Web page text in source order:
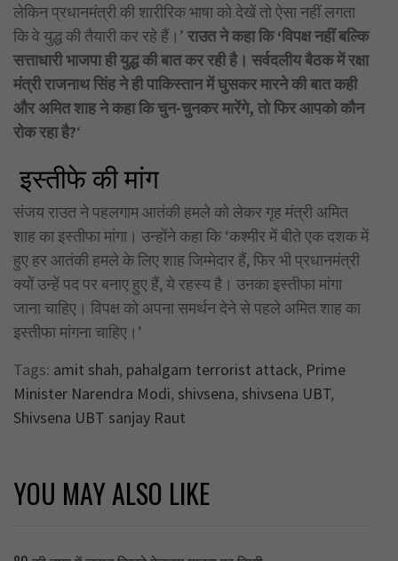
लेकिन प्रधानमंत्री की शारीरिक भाषा को देखें तो ऐसा नहीं लगता
कि वे युद्ध की तैयारी कर रहे हैं।’ राउत ने कहा कि ‘विपक्ष नहीं बल्कि
सत्ताधारी भाजपा ही युद्ध की बात कर रही है। सर्वदलीय बैठक में रक्षा
मंत्री राजनाथ सिंह ने ही पाकिस्तान में घुसकर मारने की बात कही
और अमित शाह ने कहा कि चुन-चुनकर मारेंगे, तो फिर आपको कौन
रोक रहा है?‘
इस्तीफे की मांग
संजय राउत ने पहलगाम आतंकी हमले को लेकर गृह मंत्री अमित
शाह का इस्तीफा मांगा। उन्होंने कहा कि ‘कश्मीर में बीते एक दशक में
हुए हर आतंकी हमले के लिए शाह जिम्मेदार हैं, फिर भी प्रधानमंत्री
क्यों उन्हें पद पर बनाए हुए हैं, ये रहस्य है। उनका इस्तीफा मांगा
जाना चाहिए। विपक्ष को अपना समर्थन देने से पहले अमित शाह का
इस्तीफा मांगना चाहिए।’
Tags: amit shah, pahalgam terrorist attack, Prime
Minister Narendra Modi, shivsena, shivsena UBT,
Shivsena UBT sanjay Raut
YOU MAY ALSO LIKE